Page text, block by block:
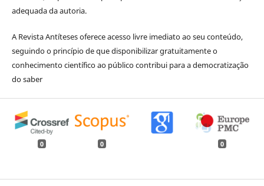
adequada da autoria.
A Revista Antíteses oferece acesso livre imediato ao seu conteúdo,
seguindo o princípio de que disponibilizar gratuitamente o
conhecimento científico ao público contribui para a democratização
do saber
0 0 0